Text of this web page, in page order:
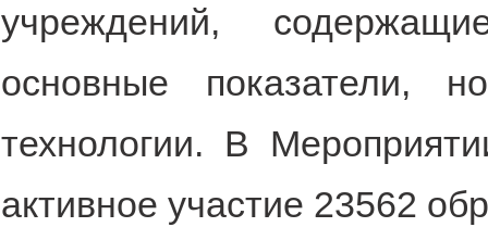
учреждений,
основные показатели,
технологии. В
активное участие 23562